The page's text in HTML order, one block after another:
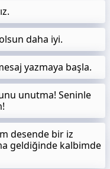
daha iyi.
yazmaya başla.
unutma! Seninle
desende bir iz
geldiğinde kalbimde